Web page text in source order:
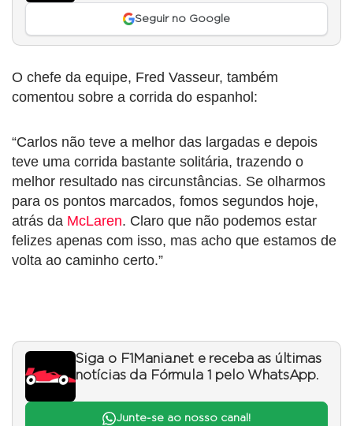
Seguir no Google
O chefe da equipe, Fred Vasseur, também
comentou sobre a corrida do espanhol:
“Carlos não teve a melhor das largadas e depois
teve uma corrida bastante solitária, trazendo o
melhor resultado nas circunstâncias. Se olharmos
para os pontos marcados, fomos segundos hoje,
atrás da McLaren. Claro que não podemos estar
felizes apenas com isso, mas acho que estamos de
volta ao caminho certo.”
Siga o F1Mania.net e receba as últimas
notícias da Fórmula 1 pelo WhatsApp.
Junte-se ao nosso canal!